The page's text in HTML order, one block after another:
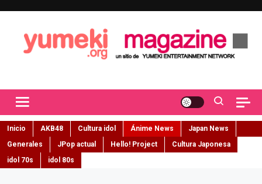
Inicio AKB48 Cultura idol Ánime News
Japan News
Generales
JPop actual Hello! Project
Cultura Japonesa
idol 70s
idol 80s